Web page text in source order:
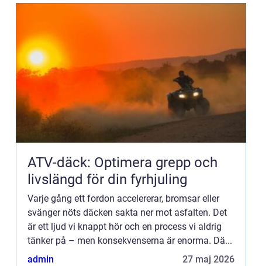
ATV-däck: Optimera grepp och
livslängd för din fyrhjuling
Varje gång ett fordon accelererar, bromsar eller
svänger nöts däcken sakta ner mot asfalten. Det
är ett ljud vi knappt hör och en process vi aldrig
tänker på – men konsekvenserna är enorma. Dä...
admin
27 maj 2026